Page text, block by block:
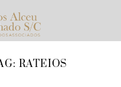
RATEIOS